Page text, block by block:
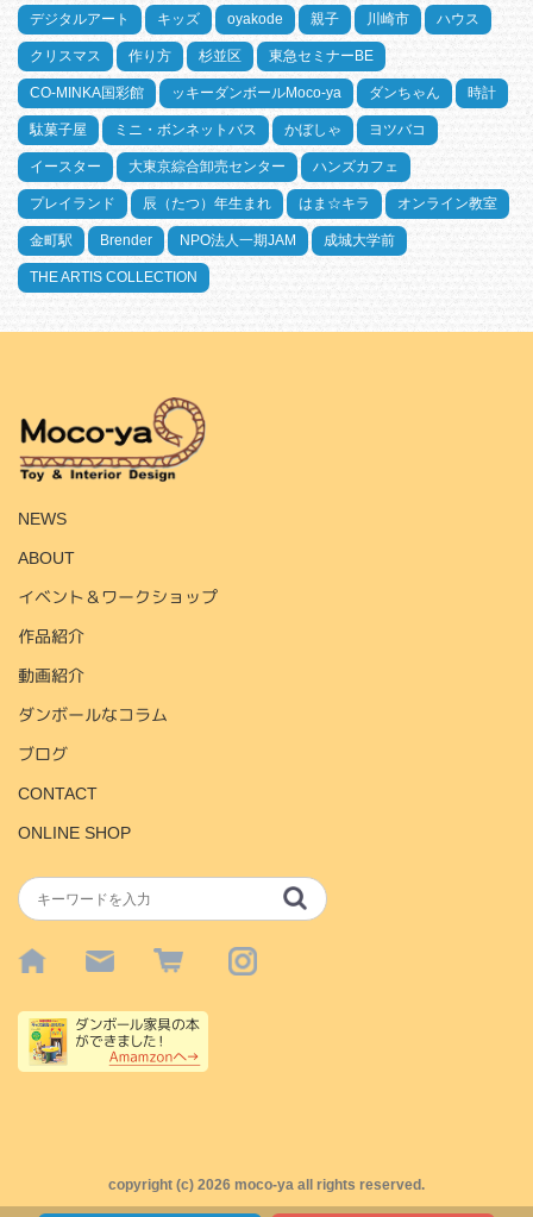
デジタルアート キッズ oyakode 親子 川崎市 ハウス
クリスマス 作り方 杉並区 東急セミナーBE
CO-MINKA国彩館 ッキーダンボールMoco-ya ダンちゃん 時計
駄菓子屋 ミニ・ボンネットバス かぼしゃ ヨツバコ
イースター 大東京綜合卸売センター ハンズカフェ
プレイランド 辰（たつ）年生まれ はま☆キラ オンライン教室
金町駅 Brender NPO法人一期JAM 成城大学前
THE ARTIS COLLECTION
NEWS
ABOUT
イベント＆ワークショップ
作品紹介
動画紹介
ダンボールなコラム
ブログ
CONTACT
ONLINE SHOP
copyright (c) 2026 moco-ya all rights reserved.